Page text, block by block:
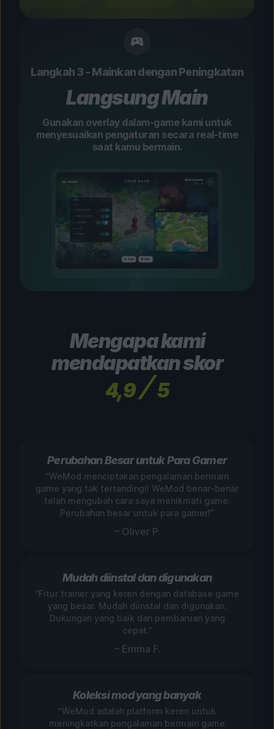
Langkah 3 - Mainkan dengan Peningkatan
Langsung Main
Gunakan overlay dalam-game kami untuk
menyesuaikan pengaturan secara real-time
saat kamu bermain.
Mengapa kami
mendapatkan skor
4,9
5
Perubahan Besar untuk Para Gamer
“WeMod menciptakan pengalaman bermain
game yang tak tertandingi! WeMod benar-benar
telah mengubah cara saya menikmati game.
Perubahan besar untuk para gamer!”
– Oliver P.
Mudah diinstal dan digunakan
“Fitur trainer yang keren dengan database game
yang besar. Mudah diinstal dan digunakan.
Dukungan yang baik dan pembaruan yang
cepat.”
– Emma F.
Koleksi mod yang banyak
“WeMod adalah platform keren untuk
meningkatkan pengalaman bermain game